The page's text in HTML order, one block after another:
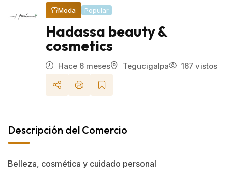
Moda Popular
Hadassa beauty &
cosmetics
Hace 6 meses Tegucigalpa 167 vistos
Descripción del Comercio
Belleza, cosmética y cuidado personal